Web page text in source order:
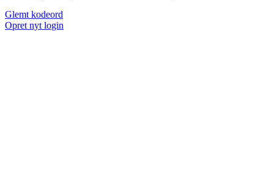
Glemt kodeord
Opret nyt login